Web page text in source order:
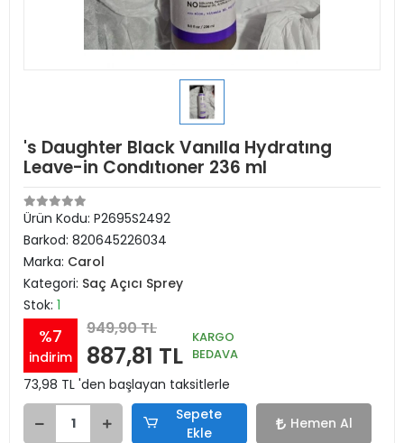
's Daughter Black Vanılla Hydratıng
Leave-in Condıtıoner 236 ml
Ürün Kodu: P2695S2492
Barkod: 820645226034
Marka: Carol
Kategori: Saç Açıcı Sprey
Stok: 1
%7
indirim
949,90 TL
887,81 TL
KARGO
BEDAVA
73,98 TL 'den başlayan taksitlerle
Sepete
Ekle
Hemen Al